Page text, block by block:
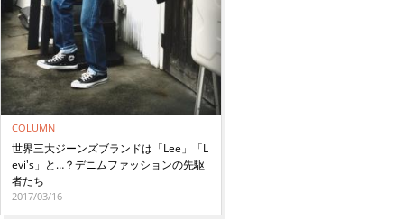
COLUMN
世界三大ジーンズブランドは「Lee」「L
evi's」と…？デニムファッションの先駆
者たち
2017/03/16